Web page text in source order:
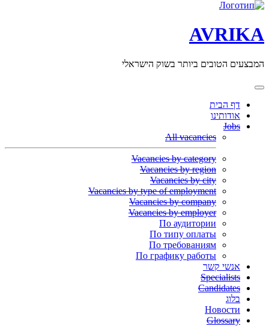
AVRIKA
המבצעים הטובים ביותר בשוק הישראלי
דף הבית
אודותינו
Jobs
All vacancies
Vacancies by category
Vacancies by region
Vacancies by city
Vacancies by type of employment
Vacancies by company
Vacancies by employer
По аудитории
По типу оплаты
По требованиям
По графику работы
אנשי קשר
Specialists
Candidates
בלוג
Новости
Glossary